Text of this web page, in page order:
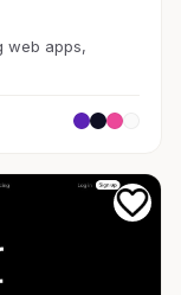
web apps,